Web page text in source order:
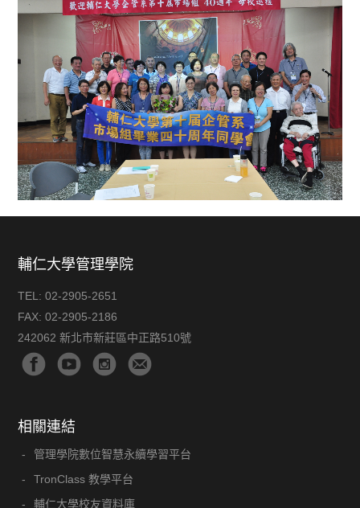
輔仁大學管理學院
TEL:02-2905-2651
FAX:02-2905-2186
242062 新北市新莊區中正路510號
相關連結
管理學院數位智慧永續學習平台
TronClass 教學平台
輔仁大學校友資料庫